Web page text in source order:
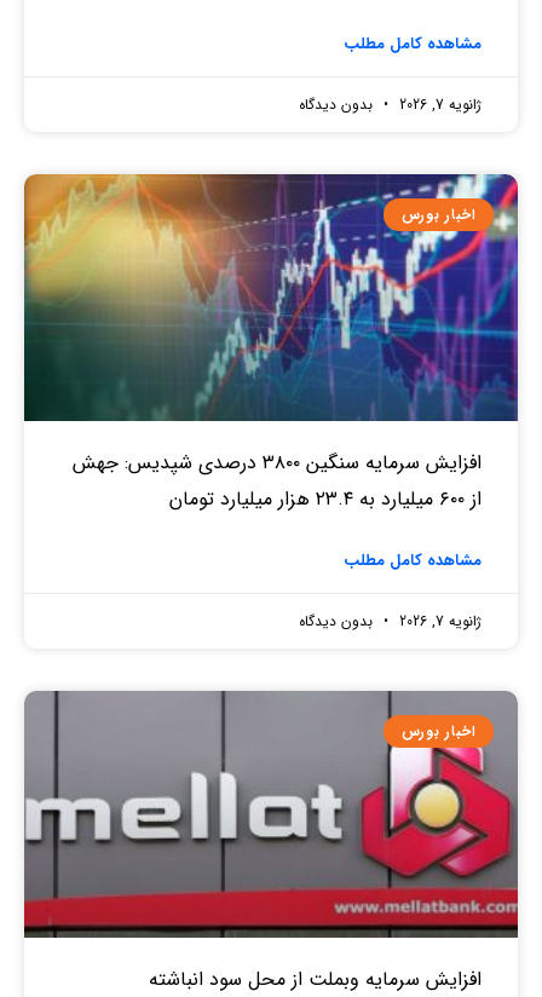
مشاهده کامل مطلب
ژانویه 7, 2026 بدون دیدگاه
اخبار بورس
افزایش سرمایه سنگین ۳۸۰۰ درصدی شپدیس: جهش
از ۶۰۰ میلیارد به ۲۳.۴ هزار میلیارد تومان
مشاهده کامل مطلب
ژانویه 7, 2026 بدون دیدگاه
اخبار بورس
افزایش سرمایه وبملت از محل سود انباشته